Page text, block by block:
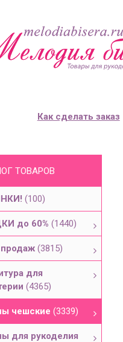
Как сделать заказ
ТОВАРОВ
(100)
до 60% (1440)
(3815)
для
(4365)
чешские (3339)
для рукоделия